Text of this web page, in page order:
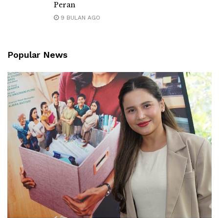
Peran
9 BULAN AGO
Popular News